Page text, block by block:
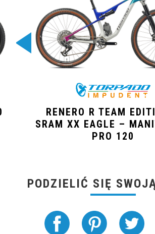
RENERO R TEAM
SRAM XX EAGLE –
PRO 120
PODZIELIĆ SIĘ